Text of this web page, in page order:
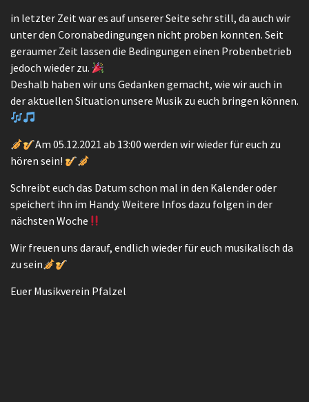
in letzter Zeit war es auf unserer Seite sehr still, da auch wir
unter den Coronabedingungen nicht proben konnten. Seit
geraumer Zeit lassen die Bedingungen einen Probenbetrieb
jedoch wieder zu.
Deshalb haben wir uns Gedanken gemacht, wie wir auch in
der aktuellen Situation unsere Musik zu euch bringen können.
Am 05.12.2021 ab 13:00 werden wir wieder für euch zu
hören sein!
Schreibt euch das Datum schon mal in den Kalender oder
speichert ihn im Handy. Weitere Infos dazu folgen in der
nächsten Woche
Wir freuen uns darauf, endlich wieder für euch musikalisch da
zu sein
Euer Musikverein Pfalzel